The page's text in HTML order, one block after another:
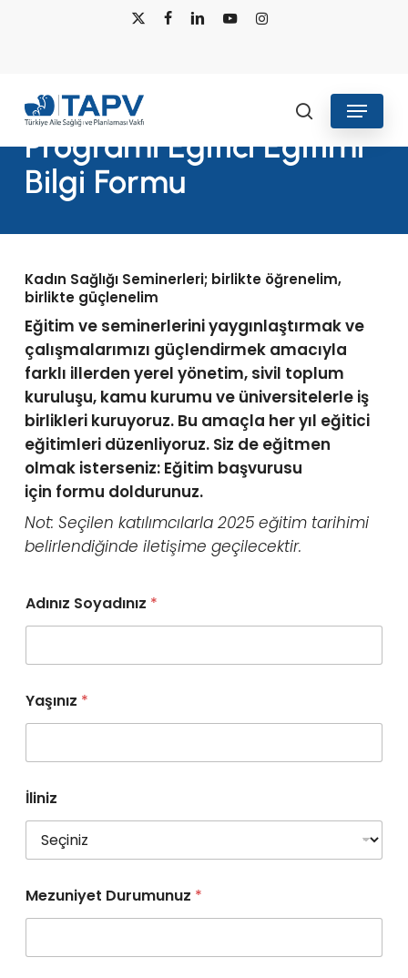
x-
facebooklinkedin youtubeinstagram
search
Menu
Kadın Sağlığı Seminer
Programı Eğitici Eğitimi
Bilgi Formu
Kadın Sağlığı Seminerleri; birlikte öğrenelim,
birlikte güçlenelim
Eğitim ve seminerlerini yaygınlaştırmak ve
çalışmalarımızı güçlendirmek amacıyla
farklı illerden yerel yönetim, sivil toplum
kuruluşu, kamu kurumu ve üniversitelerle iş
birlikleri kuruyoruz. Bu amaçla her yıl eğitici
eğitimleri düzenliyoruz. Siz de eğitmen
olmak isterseniz: Eğitim başvurusu
için formu doldurunuz.
Not: Seçilen katılımcılarla 2025 eğitim tarihimi
belirlendiğinde iletişime geçilecektir.
Adınız Soyadınız *
Yaşınız *
İliniz
Mezuniyet Durumunuz *